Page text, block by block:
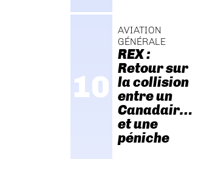
AVIATION
GÉNÉRALE
REX :
Retour sur
la collision
entre un
Canadair…
et une
péniche